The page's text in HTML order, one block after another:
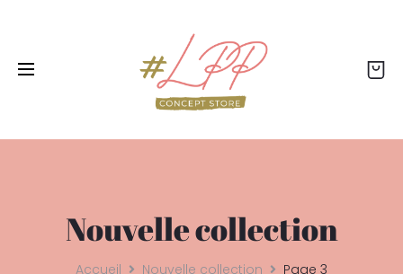
& collect gratuit
Nouvelle collection
Accueil Nouvelle collection Page 3